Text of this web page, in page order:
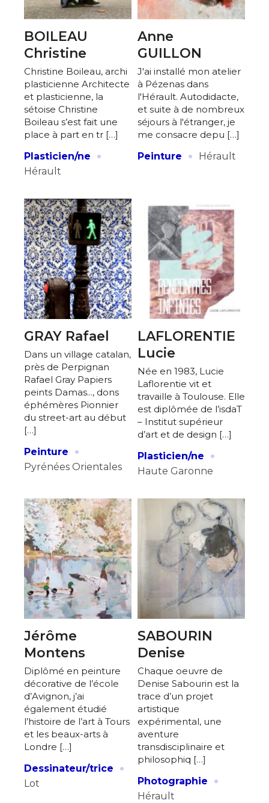
BOILEAU
Christine
Christine Boileau, archi
plasticienne Architecte
et plasticienne, la
sétoise Christine
Boileau s’est fait une
place à part en tr […]
Plasticien/ne
·
Hérault
Anne
GUILLON
J'ai installé mon atelier
à Pézenas dans
l'Hérault. Autodidacte,
et suite à de nombreux
séjours à l'étranger, je
me consacre depu […]
Peinture
· Hérault
GRAY Rafael
Dans un village catalan,
près de Perpignan
Rafael Gray Papiers
peints Damas..., dons
éphémères Pionnier
du street-art au début
[…]
Peinture
·
Pyrénées Orientales
LAFLORENTIE
Lucie
Née en 1983, Lucie
Laflorentie vit et
travaille à Toulouse. Elle
est diplômée de l’isdaT
– Institut supérieur
d’art et de design […]
Plasticien/ne
·
Haute Garonne
Jérôme
Montens
Diplômé en peinture
décorative de l’école
d’Avignon, j’ai
également étudié
l’histoire de l’art à Tours
et les beaux-arts à
Londre […]
Dessinateur/trice
·
Lot
SABOURIN
Denise
Chaque oeuvre de
Denise Sabourin est la
trace d’un projet
artistique
expérimental, une
aventure
transdisciplinaire et
philosophiq […]
Photographie
·
Hérault